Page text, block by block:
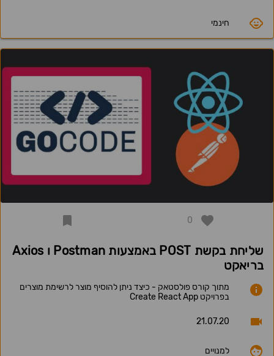
חינמי
0
שליחת בקשת POST באמצעות Postman ו Axios
בריאקט
מתוך קורס פולסטאק - כיצד ניתן להוסיף מוצר לרשימת מוצרים
בפרויקט Create React App
21.07.20
למנויים